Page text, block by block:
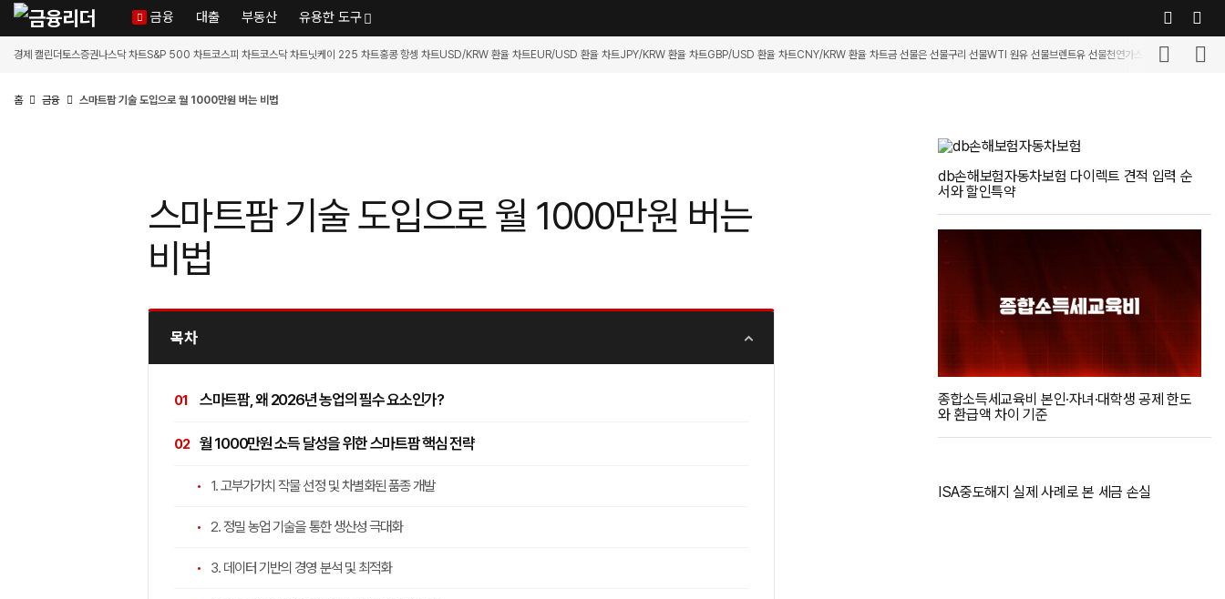
금융 대출 부동산 유용한 도구
경제 캘린더토스증권나스닥 차트S&P 500 차트코스피 차트코스닥 차트닛케이 225 차트홍콩 항셍 차트USD/KRW 환율 차트EUR/USD 환율 차트JPY/KRW 환율 차트GBP/USD 환율 차트CNY/KRW 환율 차트금 선물은 선물구리 선물WTI 원유 선물브렌트유 선물천연가스 선물
홈 금융 스마트팜 기술 도입으로 월 1000만원 버는 비법
스마트팜 기술 도입으로 월 1000만원 버는
비법
목차
스마트팜, 왜 2026년 농업의 필수 요소인가?
월 1000만원 소득 달성을 위한 스마트팜 핵심 전략
1. 고부가가치 작물 선정 및 차별화된 품종 개발
2. 정밀 농업 기술을 통한 생산성 극대화
3. 데이터 기반의 경영 분석 및 최적화
db손해보험자동차보험 다이렉트 견적 입력 순
서와 할인특약
종합소득세교육비 본인·자녀·대학생 공제 한도
와 환급액 차이 기준
ISA중도해지 실제 사례로 본 세금 손실